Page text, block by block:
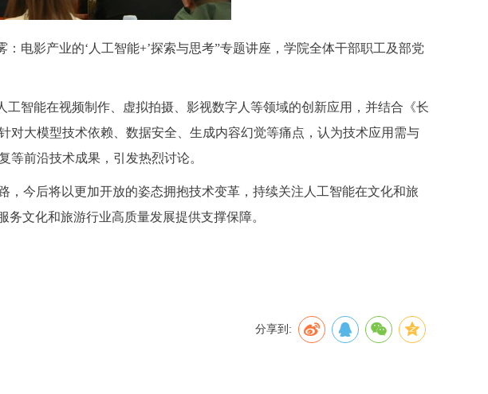
电影产业的‘人工智能+’探索与思考”专题讲座，学院全体干部职工及部党
智能在视频制作、虚拟拍摄、影视数字人等领域的创新应用，并结合《长
大模型技术依赖、数据安全、生成内容幻觉等痛点，认为技术应用需与
前沿技术成果，引发热烈讨论。
今后将以更加开放的姿态拥抱技术变革，持续关注人工智能在文化和旅
文化和旅游行业高质量发展提供支撑保障。
分享到: